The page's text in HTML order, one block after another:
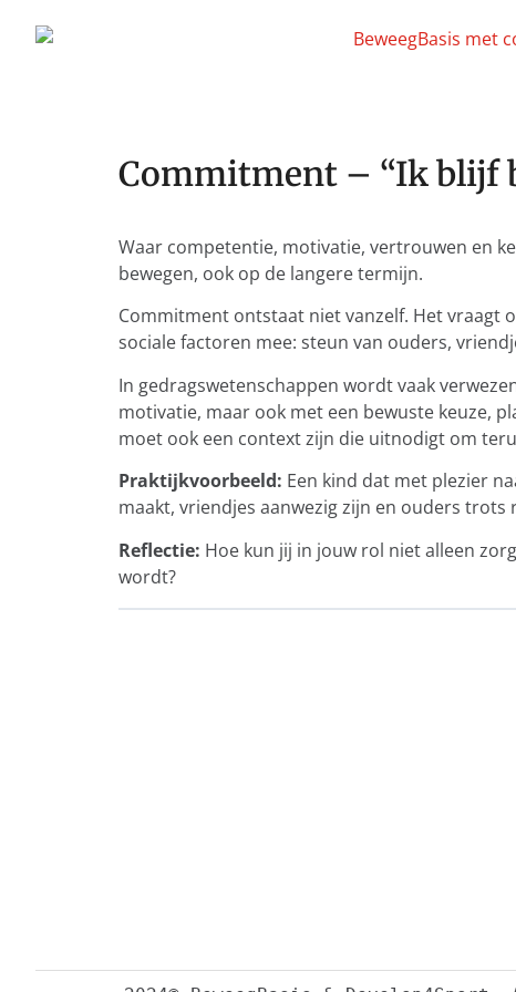
Commitment – “Ik blijf
Waar competentie, motivatie, vertrouwen en
bewegen, ook op de langere termijn.
Commitment ontstaat niet vanzelf. Het vraagt
sociale factoren mee: steun van ouders,
In gedragswetenschappen wordt vaak
motivatie, maar ook met een bewuste keuze,
moet ook een context zijn die uitnodigt om
Praktijkvoorbeeld: Een kind dat met plezier
maakt, vriendjes aanwezig zijn en ouders
Reflectie: Hoe kun jij in jouw rol niet alleen
wordt?